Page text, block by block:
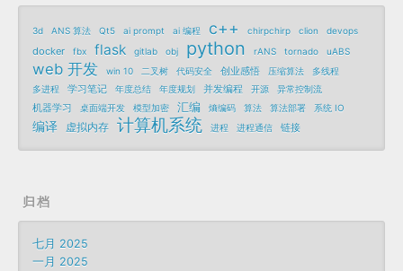
3d ANS 算法 Qt5 ai prompt ai 编程 c++ chirpchirp clion devops
docker fbx flask gitlab obj python rANS tornado uABS
web 开发 win 10 二叉树 代码安全 创业感悟 压缩算法
多线程
多进程
学习笔记 年度总结 年度规划 并发编程 开源 异常控制流
机器学习 桌面端开发 模型加密 汇编 熵编码 算法 算法部署 系统 IO
编译 虚拟内存 计算机系统 进程 进程通信 链接
归档
七月 2025
一月 2025